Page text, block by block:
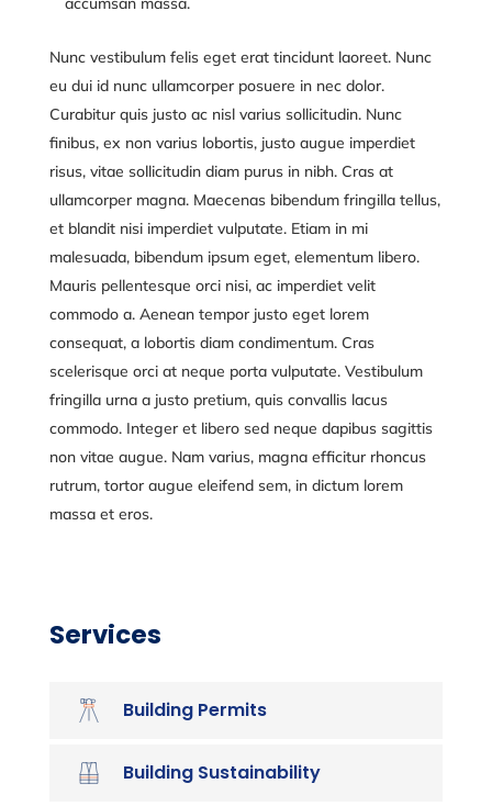
Nunc vestibulum felis eget erat tincidunt laoreet. Nunc
eu dui id nunc ullamcorper posuere in nec dolor.
Curabitur quis justo ac nisl varius sollicitudin. Nunc
finibus, ex non varius lobortis, justo augue imperdiet
risus, vitae sollicitudin diam purus in nibh. Cras at
ullamcorper magna. Maecenas bibendum fringilla tellus,
et blandit nisi imperdiet vulputate. Etiam in mi
malesuada, bibendum ipsum eget, elementum libero.
Mauris pellentesque orci nisi, ac imperdiet velit
commodo a. Aenean tempor justo eget lorem
consequat, a lobortis diam condimentum. Cras
scelerisque orci at neque porta vulputate. Vestibulum
fringilla urna a justo pretium, quis convallis lacus
commodo. Integer et libero sed neque dapibus sagittis
non vitae augue. Nam varius, magna efficitur rhoncus
rutrum, tortor augue eleifend sem, in dictum lorem
massa et eros.
Services
Building Permits
Building Sustainability